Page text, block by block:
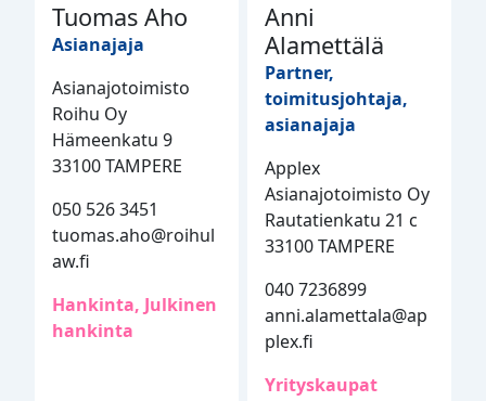
Tuomas Aho
Asianajaja
Asianajotoimisto
Roihu Oy
Hämeenkatu 9
33100 TAMPERE
050 526 3451
tuomas.aho@roihul
aw.fi
Hankinta, Julkinen
hankinta
Anni
Alamettälä
Partner,
toimitusjohtaja,
asianajaja
Applex
Asianajotoimisto Oy
Rautatienkatu 21 c
33100 TAMPERE
040 7236899
anni.alamettala@ap
plex.fi
Yrityskaupat